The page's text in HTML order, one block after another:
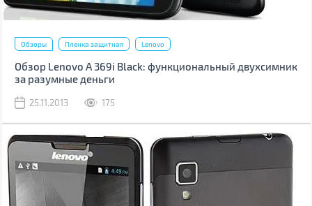
Обзоры Пленка защитная Lenovo
Обзор Lenovo A 369i Black: функциональный двухсимник
за разумные деньги
25.11.2013 175